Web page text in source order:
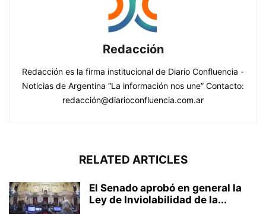
Redacción
Redacción es la firma institucional de Diario Confluencia -
Noticias de Argentina “La información nos une” Contacto:
redacción@diarioconfluencia.com.ar
RELATED ARTICLES
El Senado aprobó en general la
Ley de Inviolabilidad de la...